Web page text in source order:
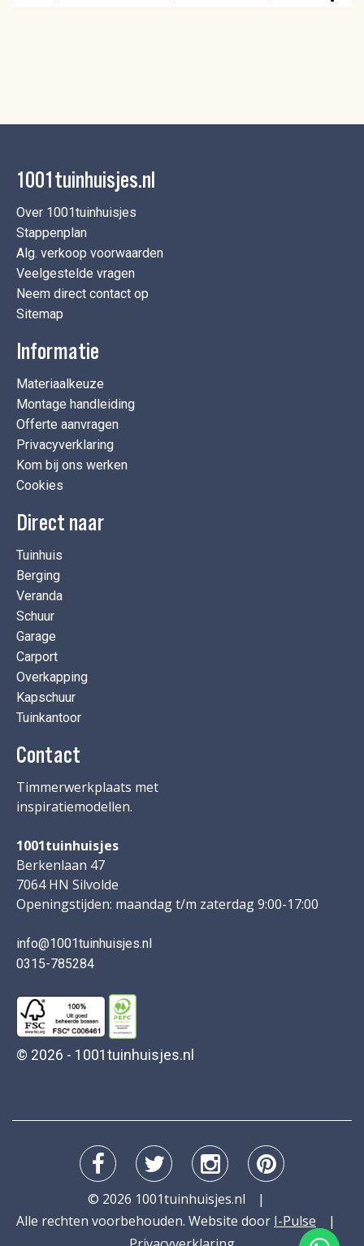
1001tuinhuisjes.nl
Over 1001tuinhuisjes
Stappenplan
Alg. verkoop voorwaarden
Veelgestelde vragen
Neem direct contact op
Sitemap
Informatie
Materiaalkeuze
Montage handleiding
Offerte aanvragen
Privacyverklaring
Kom bij ons werken
Cookies
Direct naar
Tuinhuis
Berging
Veranda
Schuur
Garage
Carport
Overkapping
Kapschuur
Tuinkantoor
Contact
Timmerwerkplaats met
inspiratiemodellen.
1001tuinhuisjes
Berkenlaan 47
7064 HN Silvolde
Openingstijden: maandag t/m zaterdag 9:00-17:00
info@1001tuinhuisjes.nl
0315-785284
© 2026 - 1001tuinhuisjes.nl
© 2026 1001tuinhuisjes.nl
Alle rechten voorbehouden. Website door I-Pulse